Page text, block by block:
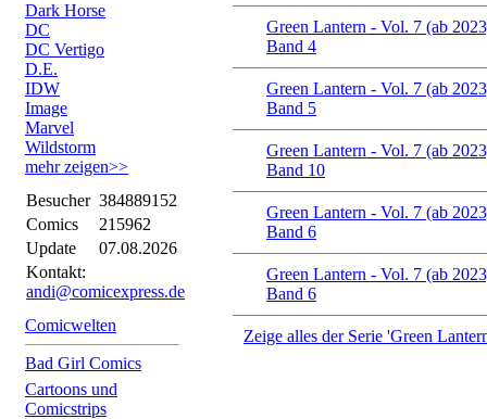
Dark Horse
DC
DC Vertigo
D.E.
IDW
Image
Marvel
Wildstorm
mehr zeigen>>
Besucher 384889152
Comics
215962
Update
07.08.2026
Kontakt:
andi@comicexpress.de
Comicwelten
Bad Girl Comics
Cartoons und
Comicstrips
Green Lantern - Vol. 7 (ab
Band 4
Green Lantern - Vol. 7 (ab
Band 5
Green Lantern - Vol. 7 (ab
Band 10
Green Lantern - Vol. 7 (ab
Band 6
Green Lantern - Vol. 7 (ab
Band 6
Zeige alles der Serie 'Green